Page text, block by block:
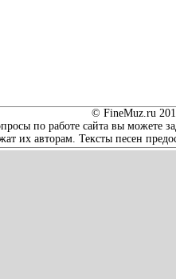
© FineMuz.ru
по работе сайта вы можете
их авторам. Тексты песен